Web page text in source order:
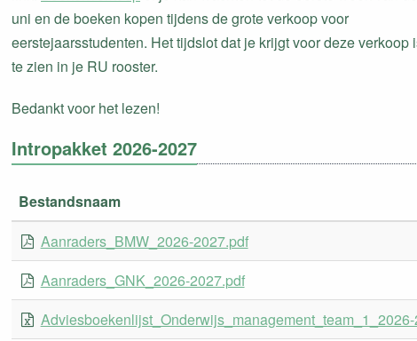
uni en de boeken kopen tijdens de grote verkoop voor
eerstejaarsstudenten. Het tijdslot dat je krijgt voor deze verkoop
te zien in je RU rooster.
Bedankt voor het lezen!
Intropakket 2026-2027
Bestandsnaam
Aanraders_BMW_2026-2027.pdf
Aanraders_GNK_2026-2027.pdf